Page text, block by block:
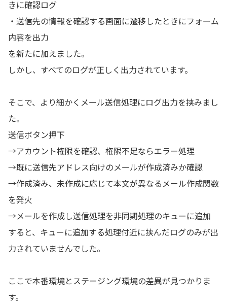
きに確認ログ
・送信先の情報を確認する画面に遷移したときにフォーム
内容を出力
を新たに加えました。
しかし、すべてのログが正しく出力されています。
そこで、より細かくメール送信処理にログ出力を挟みまし
た。
送信ボタン押下
→アカウント権限を確認、権限不足ならエラー処理
→既に送信先アドレス向けのメールが作成済みか確認
→作成済み、未作成に応じて本文が異なるメール作成関数
を発火
→メールを作成し送信処理を非同期処理のキューに追加
すると、キューに追加する処理付近に挟んだログのみが出
力されていませんでした。
ここで本番環境とステージング環境の差異が見つかりま
す。